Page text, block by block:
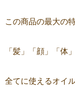
この商品の最大の
「髪」「顔」「体
全てに使えるオイ